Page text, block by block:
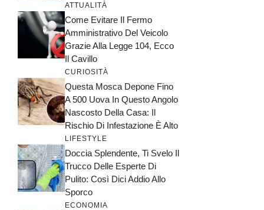
ATTUALITÀ
Come Evitare Il Fermo
Amministrativo Del Veicolo
Grazie Alla Legge 104, Ecco
Il Cavillo
CURIOSITÀ
Questa Mosca Depone Fino
A 500 Uova In Questo Angolo
Nascosto Della Casa: Il
Rischio Di Infestazione È Alto
LIFESTYLE
Doccia Splendente, Ti Svelo Il
Trucco Delle Esperte Di
Pulito: Così Dici Addio Allo
Sporco
ECONOMIA